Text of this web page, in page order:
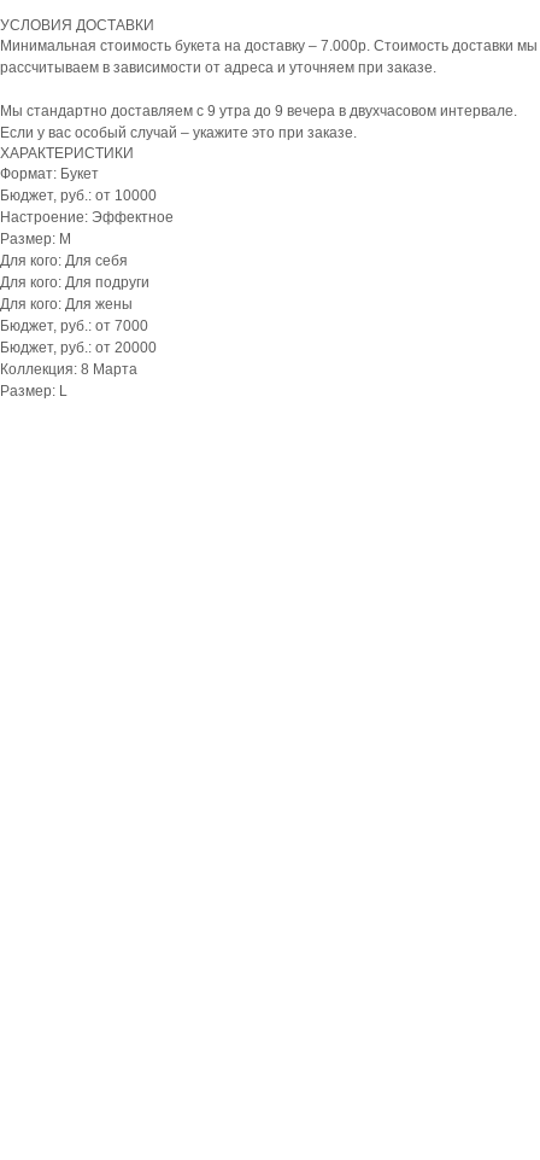
УСЛОВИЯ ДОСТАВКИ
Минимальная стоимость букета на доставку – 7.000р. Стоимость доставки мы
рассчитываем в зависимости от адреса и уточняем при заказе.
Мы стандартно доставляем с 9 утра до 9 вечера в двухчасовом интервале.
Если у вас особый случай – укажите это при заказе.
ХАРАКТЕРИСТИКИ
Формат: Букет
Бюджет, руб.: от 10000
Настроение: Эффектное
Размер: M
Для кого: Для себя
Для кого: Для подруги
Для кого: Для жены
Бюджет, руб.: от 7000
Бюджет, руб.: от 20000
Коллекция: 8 Марта
Размер: L